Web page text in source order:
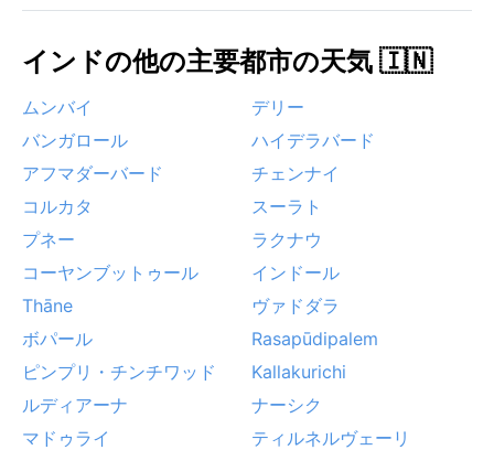
グルやマスクがあると安心である。
インドの他の主要都市の天気 🇮🇳
ムンバイ
デリー
バンガロール
ハイデラバード
アフマダーバード
チェンナイ
コルカタ
スーラト
プネー
ラクナウ
コーヤンブットゥール
インドール
Thāne
ヴァドダラ
ボパール
Rasapūdipalem
ピンプリ・チンチワッド
Kallakurichi
ルディアーナ
ナーシク
マドゥライ
ティルネルヴェーリ